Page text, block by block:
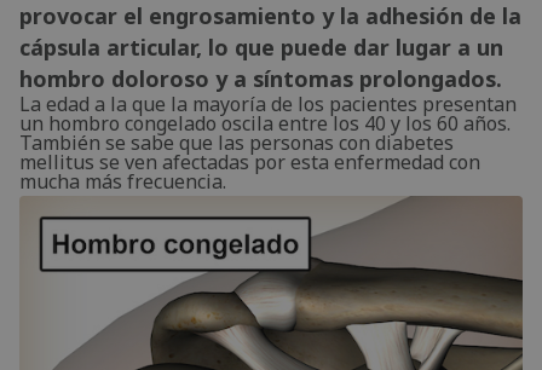
provocar el engrosamiento y la adhesión de la
cápsula articular, lo que puede dar lugar a un
hombro doloroso y a síntomas prolongados.
La edad a la que la mayoría de los pacientes presentan
un hombro congelado oscila entre los 40 y los 60 años.
También se sabe que las personas con diabetes
mellitus se ven afectadas por esta enfermedad con
mucha más frecuencia.